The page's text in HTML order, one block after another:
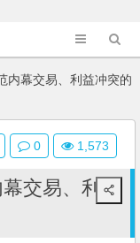
内幕交易、利益冲突的
交易、利
0 1,573